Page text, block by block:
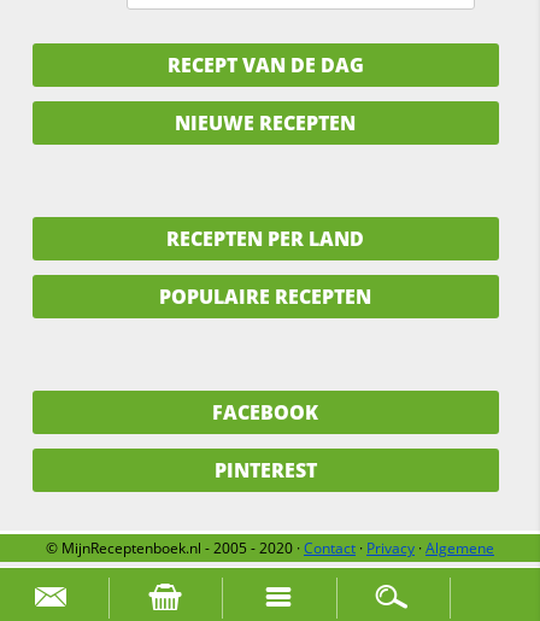
Zoek naar:
RECEPT VAN DE DAG
NIEUWE RECEPTEN
RECEPTEN PER LAND
POPULAIRE RECEPTEN
FACEBOOK
PINTEREST
© MijnReceptenboek.nl - 2005 - 2020 ·Contact · Privacy ·Algemene
voorwaarden
Over ons